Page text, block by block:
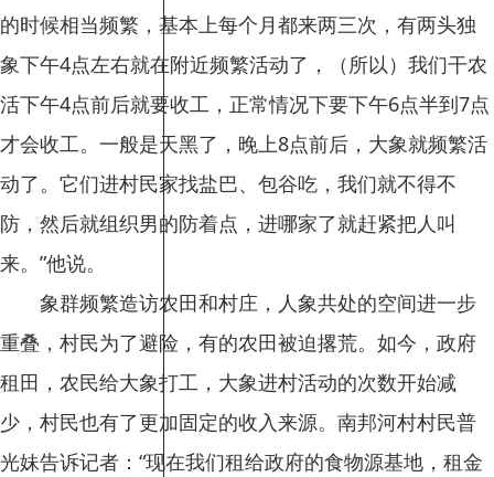
的时候相当频繁，基本上每个月都来两三次，有两头独
象下午4点左右就在附近频繁活动了，（所以）我们干农
活下午4点前后就要收工，正常情况下要下午6点半到7点
才会收工。一般是天黑了，晚上8点前后，大象就频繁活
动了。它们进村民家找盐巴、包谷吃，我们就不得不
防，然后就组织男的防着点，进哪家了就赶紧把人叫
来。”他说。
象群频繁造访农田和村庄，人象共处的空间进一步
重叠，村民为了避险，有的农田被迫撂荒。如今，政府
租田，农民给大象打工，大象进村活动的次数开始减
少，村民也有了更加固定的收入来源。南邦河村村民普
光妹告诉记者：“现在我们租给政府的食物源基地，租金